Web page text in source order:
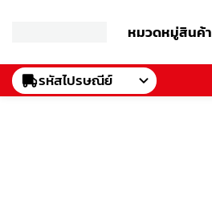
หมวดหมู่สินค้า
รหัสไปรษณีย์